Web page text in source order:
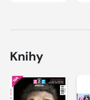
Knihy